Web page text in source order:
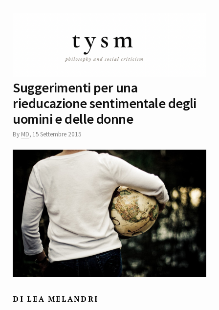
Suggerimenti per una
rieducazione sentimentale degli
uomini e delle donne
By MD, 15 Settembre 2015
DI LEA MELANDRI